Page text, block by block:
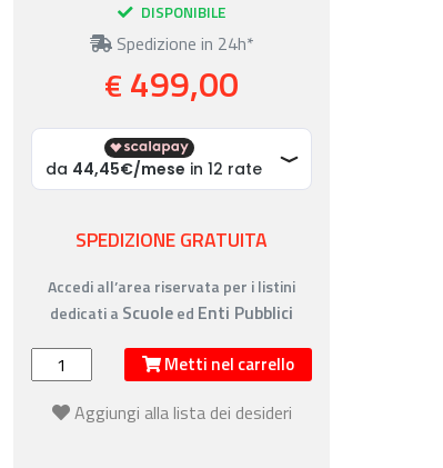
DISPONIBILE
Spedizione in 24h*
€ 499,00
SPEDIZIONE GRATUITA
Accedi all’area riservata per i listini
dedicati a Scuoleed Enti Pubblici
Metti nel carrello
Aggiungi alla lista dei desideri